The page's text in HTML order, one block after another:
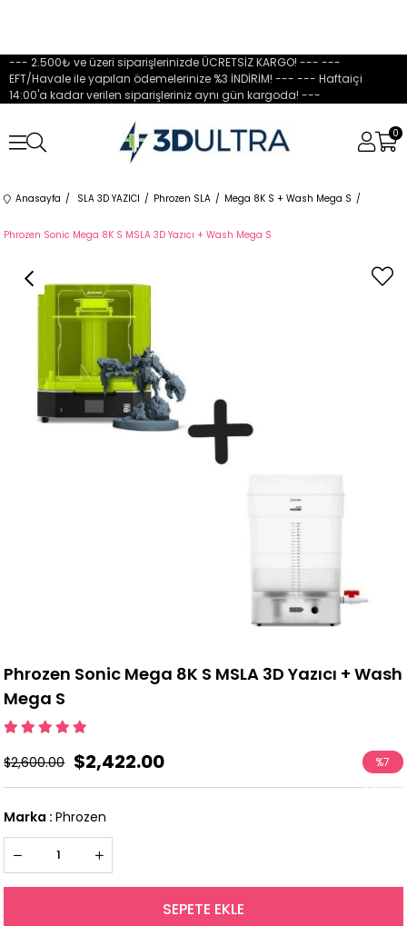
--- 2.500₺ ve üzeri siparişlerinizde ÜCRETSİZ KARGO! --- ---
EFT/Havale ile yapılan ödemelerinize %3 İNDİRİM! --- --- Haftaiçi
14:00'a kadar verilen siparişleriniz aynı gün kargoda! ---
0
Anasayfa SLA 3D YAZICI Phrozen SLA Mega 8K S + Wash Mega S
Phrozen Sonic Mega 8K S MSLA 3D Yazıcı + Wash Mega S
Phrozen Sonic Mega 8K S MSLA 3D Yazıcı + Wash
Mega S
$2,600.00 $2,422.00 %7
İndirim
Marka : Phrozen